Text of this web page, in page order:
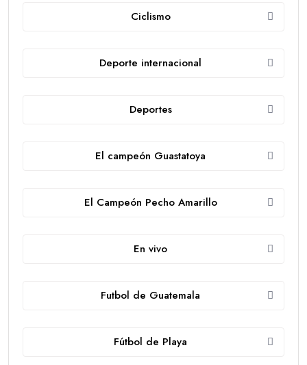
Ciclismo
Deporte internacional
Deportes
El campeón Guastatoya
El Campeón Pecho Amarillo
En vivo
Futbol de Guatemala
Fútbol de Playa